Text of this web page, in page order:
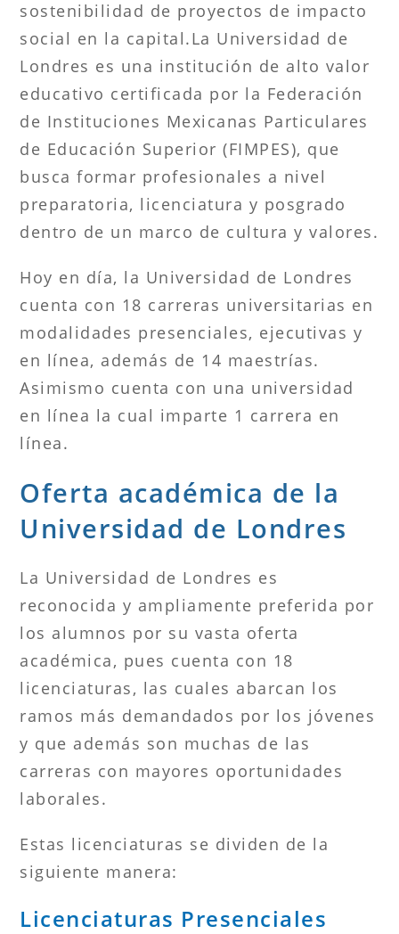
sostenibilidad de proyectos de impacto
social en la capital.​La Universidad de
Londres es una institución de alto valor
educativo certificada por la Federación
de Instituciones Mexicanas Particulares
de Educación Superior (FIMPES), que
busca formar profesionales a nivel
preparatoria, licenciatura y posgrado
dentro de un marco de cultura y valores.
Hoy en día, la Universidad de Londres
cuenta con 18 carreras universitarias en
modalidades presenciales, ejecutivas y
en línea, además de 14 maestrías.
Asimismo cuenta con una universidad
en línea la cual imparte 1 carrera en
línea.
Oferta académica de la
Universidad de Londres
La Universidad de Londres es
reconocida y ampliamente preferida por
los alumnos por su vasta oferta
académica, pues cuenta con 18
licenciaturas, las cuales abarcan los
ramos más demandados por los jóvenes
y que además son muchas de las
carreras con mayores oportunidades
laborales.
Estas licenciaturas se dividen de la
siguiente manera:
Licenciaturas Presenciales